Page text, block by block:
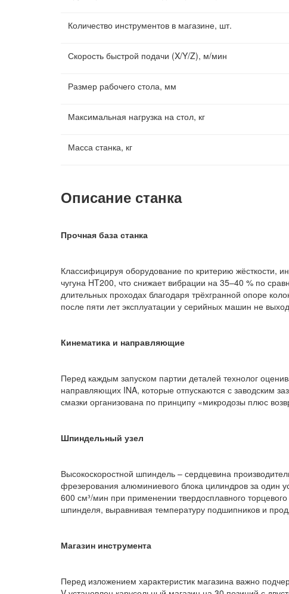
Количество инструментов в магазине, шт.
Скорость быстрой подачи (X/Y/Z), м/мин
Размер рабочего стола, мм
Максимальная нагрузка на стол, кг
Масса станка, кг
Описание станка
Прочная база станка
Классифицируя оборудование по критерию жёсткости,
чугуна HT200, что снижает вибрации на 35–40 % по
длительных проходах благодаря трёхгранной опоре
после пяти лет эксплуатации у серийных машин не
Кинематика и направляющие
Перед каждым запуском партии деталей технолог
направляющих INA, которые отпускаются с заводским
смазки организована по принципу «микродозы плюс
Шпиндельный узел
Высокоскоростной шпиндель – сердцевина
фрезерования алюминиевого блока цилиндров за один
600 см³/мин при применении твердосплавного
шпинделя, выравнивая температуру подшипников и
Магазин инструмента
Перед изложением характеристик магазина важно